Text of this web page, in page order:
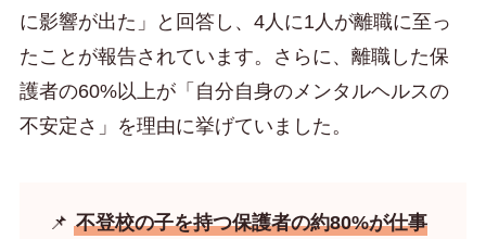
に影響が出た」と回答し、4人に1人が離職に至っ
たことが報告されています。さらに、離職した保
護者の60%以上が「自分自身のメンタルヘルスの
不安定さ」を理由に挙げていました。
📌 不登校の子を持つ保護者の約80%が仕事